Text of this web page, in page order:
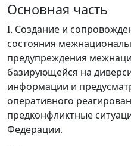
Основная часть
I. Создание и
состояния
предупреждения
базирующейся на
информации и
оперативного
предконфликтные
Федерации.